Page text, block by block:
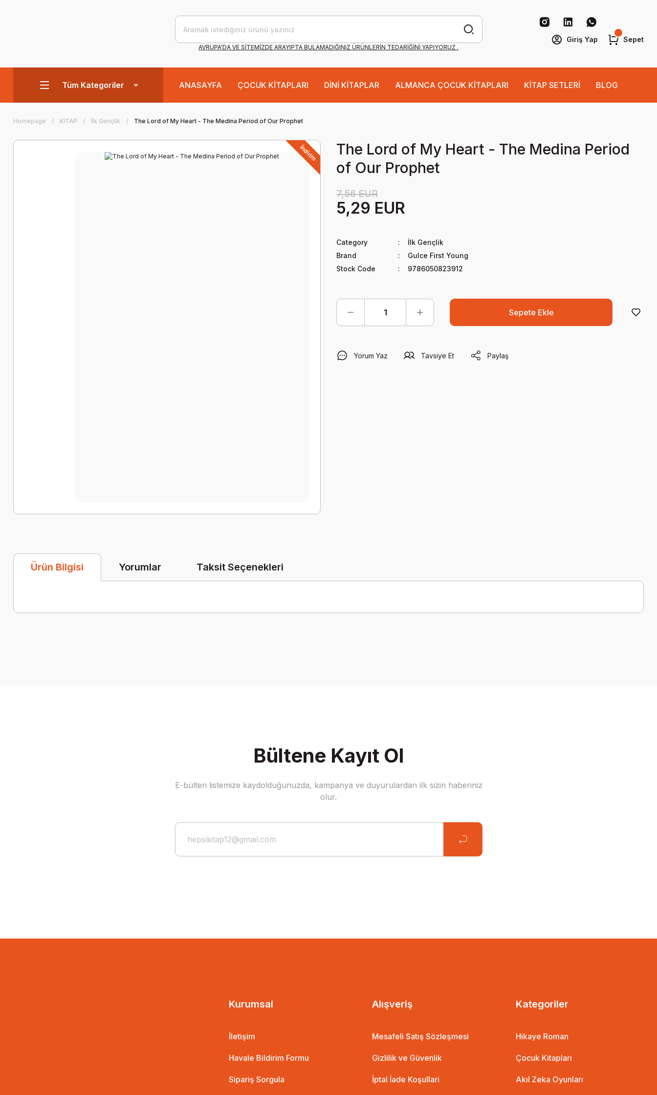
AVRUPA'DA VE SİTEMİZDE ARAYIPTA BULAMADIĞINIZ ÜRÜNLERİN TEDARİĞİNİ YAPIYORUZ .
Giriş Yap Sepet
Tüm Kategoriler ANASAYFA ÇOCUK KİTAPLARI DİNİ KİTAPLAR ALMANCA ÇOCUK KİTAPLARI KİTAP SETLERİ BLOG
Homepage KİTAP İlk Gençlik The Lord of My Heart - The Medina Period of Our Prophet
İndirim
The Lord of My Heart - The Medina Period
of Our Prophet
7,56 EUR
5,29 EUR
Category
İlk Gençlik
Brand
Gulce First Young
Stock Code
9786050823912
Sepete Ekle
Yorum Yaz Tavsiye Et Paylaş
Ürün Bilgisi Yorumlar Taksit Seçenekleri
Bültene Kayıt Ol
E-bülten listemize kaydolduğunuzda, kampanya ve duyurulardan ilk sizin haberiniz
olur.
Kurumsal
İletişim
Havale Bildirim Formu
Sipariş Sorgula
Alışveriş
Mesafeli Satış Sözleşmesi
Gizlilik ve Güvenlik
İptal İade Koşullari
Kategoriler
Hikaye Roman
Çocuk Kitapları
Akıl Zeka Oyunları